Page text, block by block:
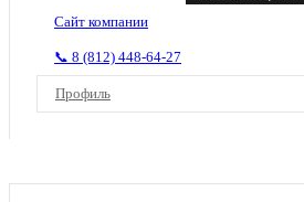
Сайт компании
📞 8 (812) 448-64-27
Профиль